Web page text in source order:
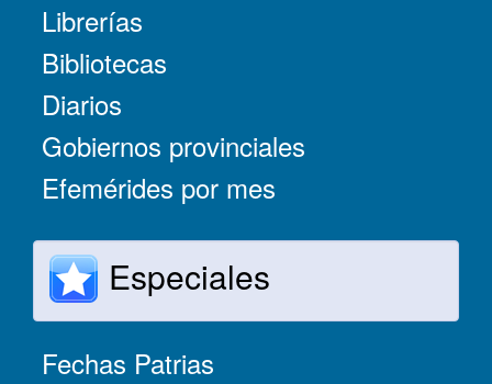
Librerías
Bibliotecas
Diarios
Gobiernos provinciales
Efemérides por mes
Especiales
Fechas Patrias